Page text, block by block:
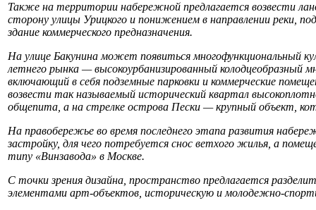
Также на территории набережной предлагается возвести
сторону улицы Урицкого и понижением в направлении реки,
здание коммерческого предназначения.
На улице Бакунина может появиться многофункциональный
летнего рынка — высокоурбанизированный колодцеобразный
включающий в себя подземные парковки и коммерческие
возвести так называемый исторический квартал
общепита, а на стрелке острова Пески — крупный объект,
На правобережье во время последнего этапа развития
застройку, для чего потребуется снос ветхого жилья, а
типу «Винзавода» в Москве.
С точки зрения дизайна, пространство предлагается
элементами арт-объектов, историческую и молодежно-